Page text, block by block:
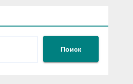
Поиск